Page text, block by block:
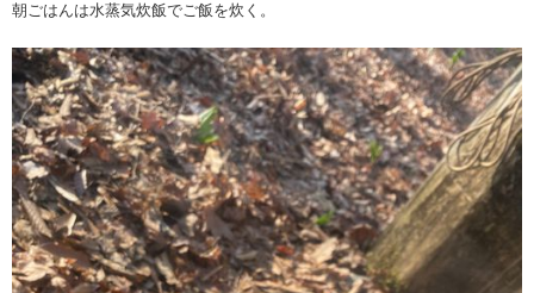
朝ごはんは水蒸気炊飯でご飯を炊く。